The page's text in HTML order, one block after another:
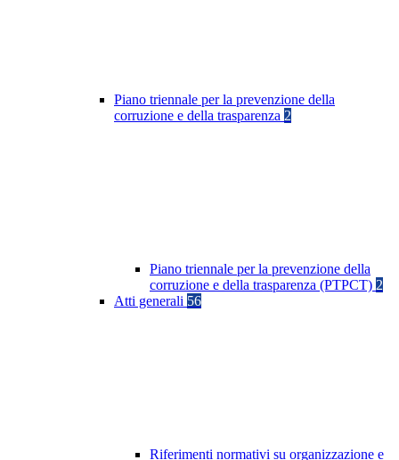
Piano triennale per la prevenzione della
corruzione e della trasparenza 2
Piano triennale per la prevenzione della
corruzione e della trasparenza (PTPCT) 2
Atti generali 56
Riferimenti normativi su organizzazione e